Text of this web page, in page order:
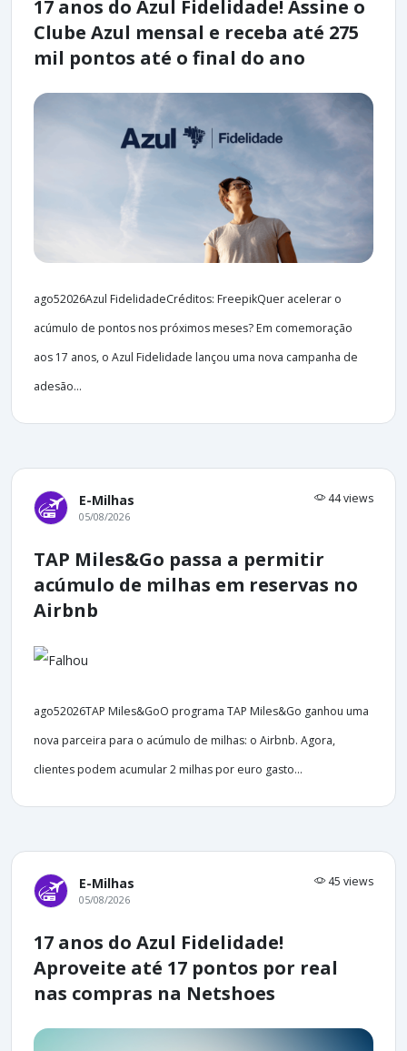
17 anos do Azul Fidelidade! Assine o
Clube Azul mensal e receba até 275
mil pontos até o final do ano
ago52026Azul FidelidadeCréditos: FreepikQuer acelerar o
acúmulo de pontos nos próximos meses? Em comemoração
aos 17 anos, o Azul Fidelidade lançou uma nova campanha de
adesão...
E-Milhas 44 views
05/08/2026
TAP Miles&Go passa a permitir
acúmulo de milhas em reservas no
Airbnb
ago52026TAP Miles&GoO programa TAP Miles&Go ganhou uma
nova parceira para o acúmulo de milhas: o Airbnb. Agora,
clientes podem acumular 2 milhas por euro gasto...
E-Milhas 45 views
05/08/2026
17 anos do Azul Fidelidade!
Aproveite até 17 pontos por real
nas compras na Netshoes